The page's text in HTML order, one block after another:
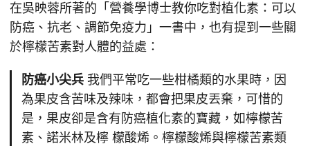
在吳映蓉所著的「營養學博士教你吃對植化素：可以
防癌、抗老、調節免疫力」一書中，也有提到一些關
於檸檬苦素對人體的益處：
防癌小尖兵 我們平常吃一些柑橘類的水果時，因
為果皮含苦味及辣味，都會把果皮丟棄，可惜的
是，果皮卻是含有防癌植化素的寶藏，如檸檬苦
素、諾米林及檸 檬酸烯。檸檬酸烯與檸檬苦素類